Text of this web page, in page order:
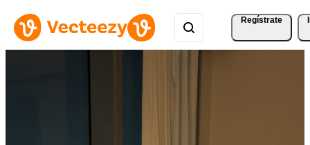
Regístrate